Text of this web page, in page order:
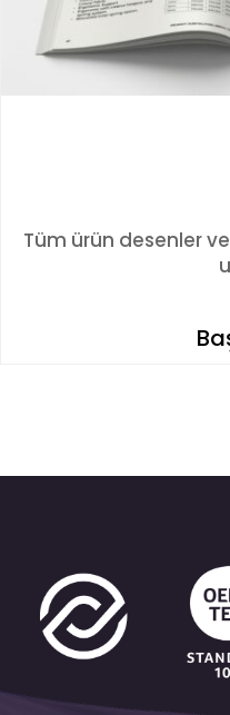
Tüm ürün desenler